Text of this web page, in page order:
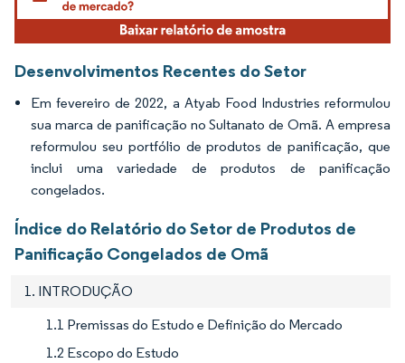
Desenvolvimentos Recentes do Setor
Em fevereiro de 2022, a Atyab Food Industries reformulou
sua marca de panificação no Sultanato de Omã. A empresa
reformulou seu portfólio de produtos de panificação, que
inclui uma variedade de produtos de panificação
congelados.
Índice do Relatório do Setor de Produtos de
Panificação Congelados de Omã
1. INTRODUÇÃO
1.1 Premissas do Estudo e Definição do Mercado
1.2 Escopo do Estudo